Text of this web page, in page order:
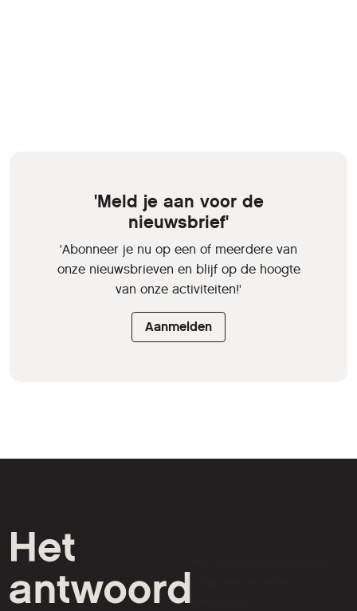
'Meld je aan voor de
nieuwsbrief'
'Abonneer je nu op een of meerdere van
onze nieuwsbrieven en blijf op de hoogte
van onze activiteiten!'
Aanmelden
liefhebbers.